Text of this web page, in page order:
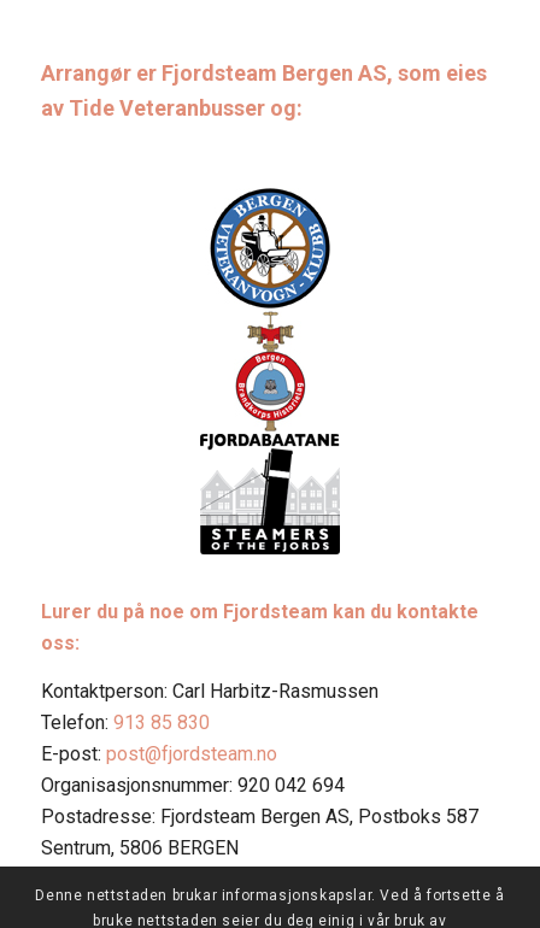
Arrangør er Fjordsteam Bergen AS, som eies
av Tide Veteranbusser og:
Lurer du på noe om Fjordsteam kan du kontakte
oss:
Kontaktperson: Carl Harbitz-Rasmussen
Telefon: 913 85 830
E-post: post@fjordsteam.no
Organisasjonsnummer: 920 042 694
Postadresse: Fjordsteam Bergen AS, Postboks 587
Sentrum, 5806 BERGEN
Denne nettstaden brukar informasjonskapslar. Ved å fortsette å
bruke nettstaden seier du deg einig i vår bruk av